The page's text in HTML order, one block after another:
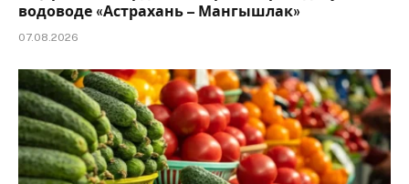
водоводе «Астрахань – Мангышлак»
07.08.2026